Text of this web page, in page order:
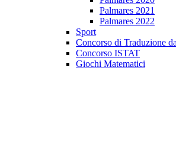
Palmares 2021
Palmares 2022
Sport
Concorso di Traduzione
Concorso ISTAT
Giochi Matematici